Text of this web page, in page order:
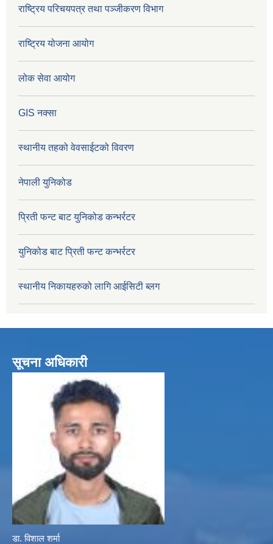
राष्ट्रिय परिचयपत्र तथा पञ्जीकरण विभाग
राष्ट्रिय योजना आयोग
लोक सेवा आयोग
GIS नक्सा
स्थानीय तहको वेवसाईटको विवरण
नेपाली युनिकोड
प्रिती फन्ट बाट युनिकोड कन्भर्रटर
युनिकोड बाट प्रिती फन्ट कन्भर्रटर
स्थानीय निकायहरुको लागि आईसिटी ब्लग
सूचना अधिकारी
डा. विशाल शर्मा